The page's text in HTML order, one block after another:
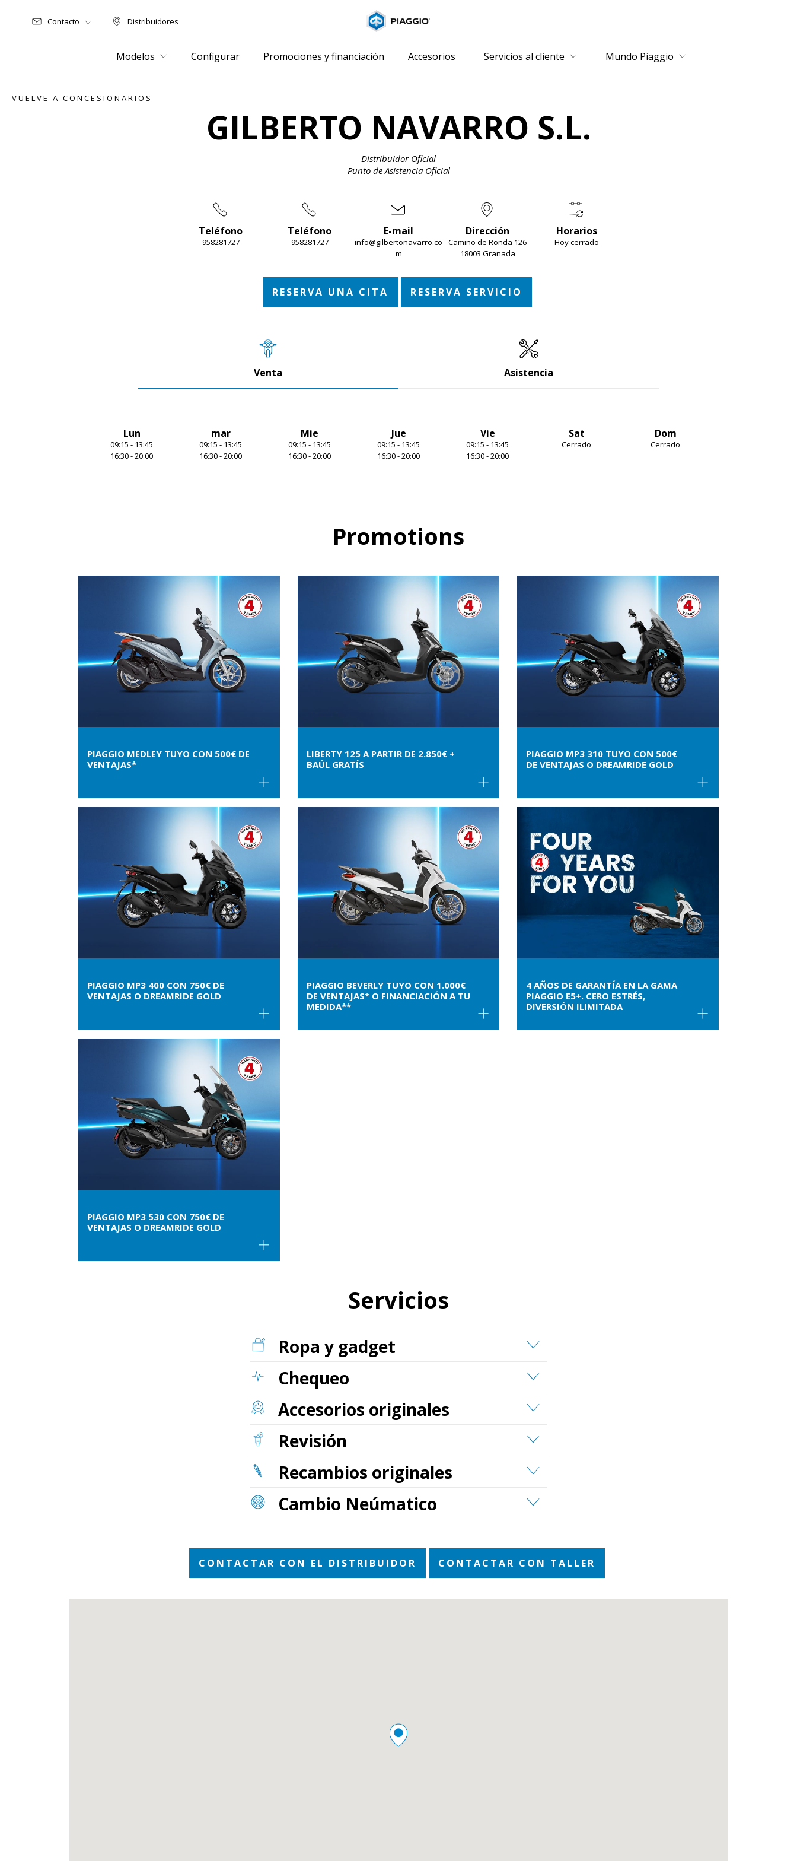
Distribuidores
Distribuidores
Contacto
Modelos Configurar Promociones y financiación Accesorios Servicios al cliente Mundo Piaggio
VUELVE A CONCESIONARIOS
GILBERTO NAVARRO S.L.
Distribuidor Oficial
Punto de Asistencia Oficial
Teléfono
958281727
Teléfono
958281727
E-mail
info@gilbertonavarro.co
m
Dirección
Camino de Ronda 126
18003 Granada
Horarios
Hoy cerrado
RESERVA UNA CITA RESERVA SERVICIO
Venta Asistencia
Lun
09:15 - 13:45
16:30 - 20:00
mar
09:15 - 13:45
16:30 - 20:00
Mie
09:15 - 13:45
16:30 - 20:00
Jue
09:15 - 13:45
16:30 - 20:00
Vie
09:15 - 13:45
16:30 - 20:00
Sat
Cerrado
Dom
Cerrado
Promotions
PIAGGIO MEDLEY TUYO CON 500€ DE
VENTAJAS*
LIBERTY 125 A PARTIR DE 2.850€ +
BAÚL GRATÍS
PIAGGIO MP3 310 TUYO CON 500€
DE VENTAJAS O DREAMRIDE GOLD
PIAGGIO MP3 400 CON 750€ DE
VENTAJAS O DREAMRIDE GOLD
PIAGGIO BEVERLY TUYO CON 1.000€
DE VENTAJAS* O FINANCIACIÓN A TU
MEDIDA**
4 AÑOS DE GARANTÍA EN LA GAMA
PIAGGIO E5+. CERO ESTRÉS,
DIVERSIÓN ILIMITADA
PIAGGIO MP3 530 CON 750€ DE
VENTAJAS O DREAMRIDE GOLD
Servicios
Ropa y gadget
Chequeo
Accesorios originales
Revisión
Recambios originales
Cambio Neúmatico
CONTACTAR CON EL DISTRIBUIDOR CONTACTAR CON TALLER